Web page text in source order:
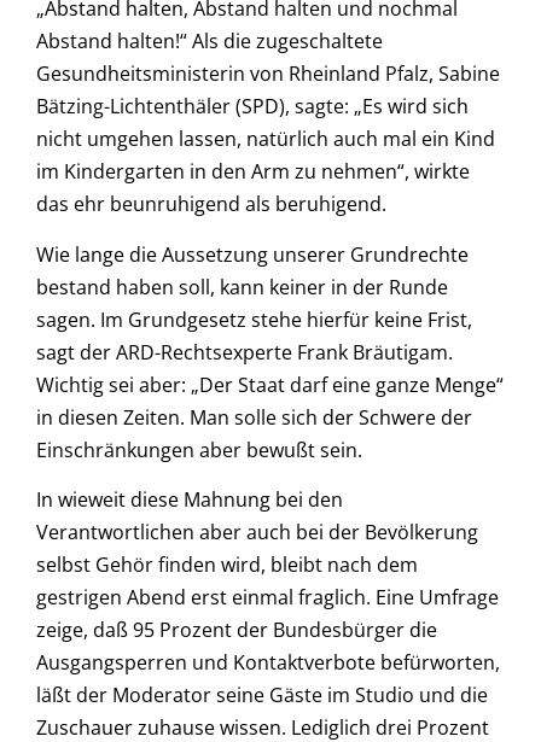
„Abstand halten, Abstand halten und nochmal
Abstand halten!“ Als die zugeschaltete
Gesundheitsministerin von Rheinland Pfalz, Sabine
Bätzing-Lichtenthäler (SPD), sagte: „Es wird sich
nicht umgehen lassen, natürlich auch mal ein Kind
im Kindergarten in den Arm zu nehmen“, wirkte
das ehr beunruhigend als beruhigend.
Wie lange die Aussetzung unserer Grundrechte
bestand haben soll, kann keiner in der Runde
sagen. Im Grundgesetz stehe hierfür keine Frist,
sagt der ARD-Rechtsexperte Frank Bräutigam.
Wichtig sei aber: „Der Staat darf eine ganze Menge“
in diesen Zeiten. Man solle sich der Schwere der
Einschränkungen aber bewußt sein.
In wieweit diese Mahnung bei den
Verantwortlichen aber auch bei der Bevölkerung
selbst Gehör finden wird, bleibt nach dem
gestrigen Abend erst einmal fraglich. Eine Umfrage
zeige, daß 95 Prozent der Bundesbürger die
Ausgangsperren und Kontaktverbote befürworten,
läßt der Moderator seine Gäste im Studio und die
Zuschauer zuhause wissen. Lediglich drei Prozent